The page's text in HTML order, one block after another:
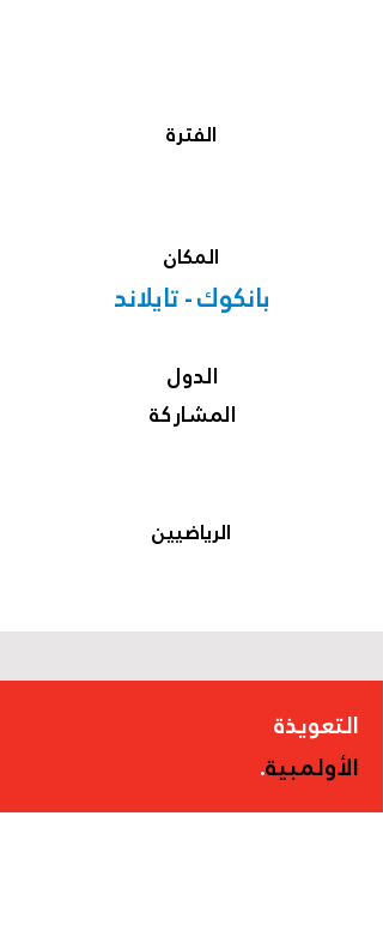
الفترة
المكان
بانكوك - تايلاند
الدول
المشاركة
الرياضيين
التعويذة
الأولمبية.